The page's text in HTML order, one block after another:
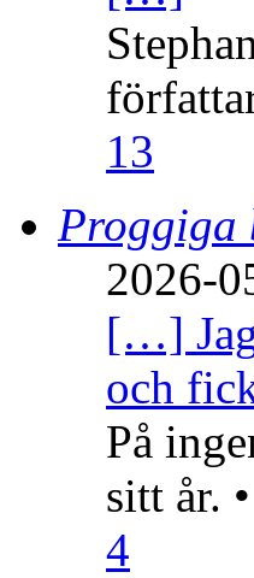
13
Proggiga
2026-
[…] Jag
och
På
sitt år.
4